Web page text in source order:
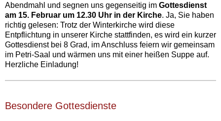
Abendmahl und segnen uns gegenseitig im Gottesdienst
am 15. Februar um 12.30 Uhr in der Kirche. Ja, Sie haben
richtig gelesen: Trotz der Winterkirche wird diese
Entpflichtung in unserer Kirche stattfinden, es wird ein kurzer
Gottesdienst bei 8 Grad, im Anschluss feiern wir gemeinsam
im Petri-Saal und wärmen uns mit einer heißen Suppe auf.
Herzliche Einladung!‍
Besondere Gottesdienste‍